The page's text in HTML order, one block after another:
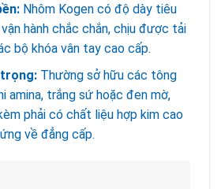
Nhôm Kogen có độ dày tiêu
hành chắc chắn, chịu được tải
bộ khóa vân tay cao cấp.
trọng:Thường sở hữu các tông
amina, trắng sứ hoặc đen mờ,
phải có chất liệu hợp kim cao
về đẳng cấp.